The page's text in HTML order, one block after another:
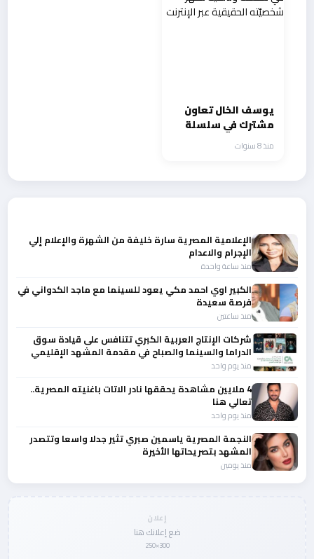
يوسف الخال تعاون
مشترك في سلسلة
وثائقية تظهر
شخصيّته الحقيقية
منذ 8 سنوات
الإعلامية المصرية سارة خليفة من الشهرة والإعلام إلي
الإجرام والاعدام
منذ ساعة واحدة
الكبير اوي احمد مكي يعود للسينما مع ماجد الكدواني في
فرصة سعيدة
منذ ساعتين
شركات الإنتاج العربية الكبري تتنافس على قيادة سوق
الدراما والسينما والصباح في مقدمة المشهد الإقليمي
منذ يوم واحد
4 ملايين مشاهدة يحققها نادر الاتات باغنيته المصرية..
تعالي هنا
منذ يوم واحد
النجمة المصرية ياسمين صبري تثير جدلا واسعا وتتصدر
المشهد بتصريحاتها الأخيرة
منذ يومين
إعلان
ضع إعلانك هنا
300×250